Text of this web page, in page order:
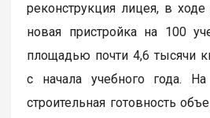
реконструкция лицея, в ходе
новая пристройка на 100
площадью почти 4,6 тысячи
с начала учебного года.
строительная готовность